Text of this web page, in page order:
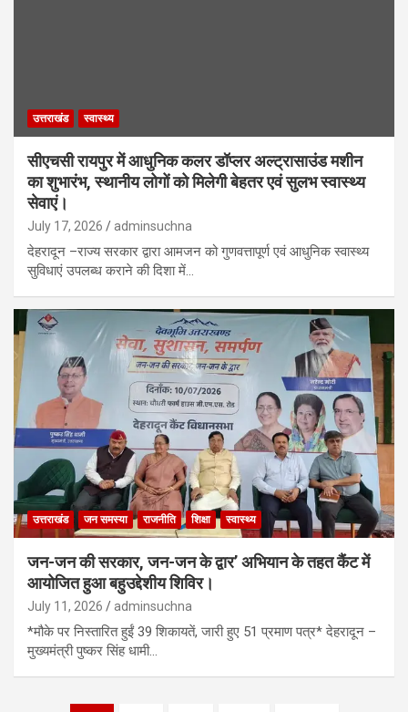
उत्तराखंड स्वास्थ्य
सीएचसी रायपुर में आधुनिक कलर डॉप्लर अल्ट्रासाउंड मशीन
का शुभारंभ, स्थानीय लोगों को मिलेगी बेहतर एवं सुलभ स्वास्थ्य
सेवाएं।
July 17, 2026 adminsuchna
देहरादून –राज्य सरकार द्वारा आमजन को गुणवत्तापूर्ण एवं आधुनिक स्वास्थ्य
सुविधाएं उपलब्ध कराने की दिशा में…
उत्तराखंड जन समस्या राजनीति शिक्षा स्वास्थ्य
जन-जन की सरकार, जन-जन के द्वार’ अभियान के तहत कैंट में
आयोजित हुआ बहुउद्देशीय शिविर।
July 11, 2026 adminsuchna
*मौके पर निस्तारित हुईं 39 शिकायतें, जारी हुए 51 प्रमाण पत्र* देहरादून –
मुख्यमंत्री पुष्कर सिंह धामी…